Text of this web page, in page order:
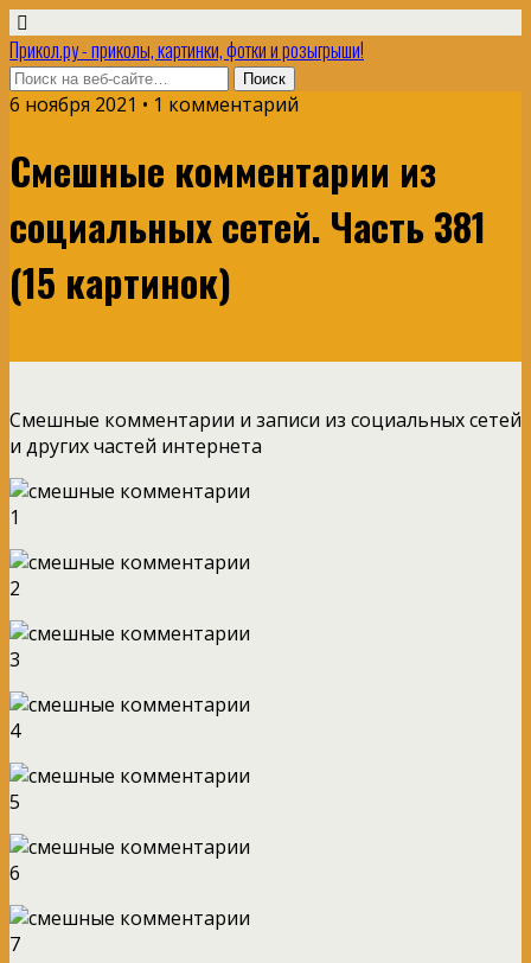
Прикол.ру - приколы, картинки, фотки и розыгрыши!
6 ноября 2021 • 1 комментарий
Смешные комментарии из
социальных сетей. Часть 381
(15 картинок)
Смешные комментарии и записи из социальных сетей
и других частей интернета
1
2
3
4
5
6
7